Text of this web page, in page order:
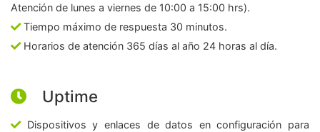
Atención de lunes a viernes de 10:00 a 15:00 hrs).
Tiempo máximo de respuesta 30 minutos.
Horarios de atención 365 días al año 24 horas al día.
Uptime
Dispositivos y enlaces de datos en configuración para